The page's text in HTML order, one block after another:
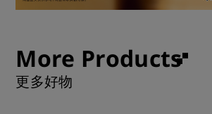
More Products
更多好物